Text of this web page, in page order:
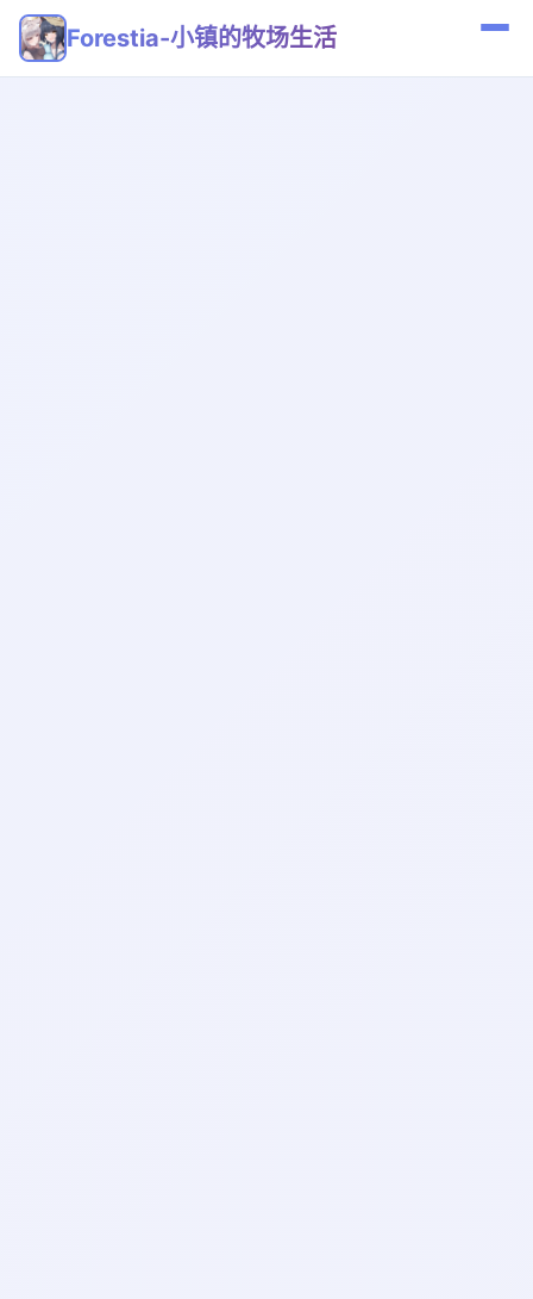
Forestia-小镇的牧场生活